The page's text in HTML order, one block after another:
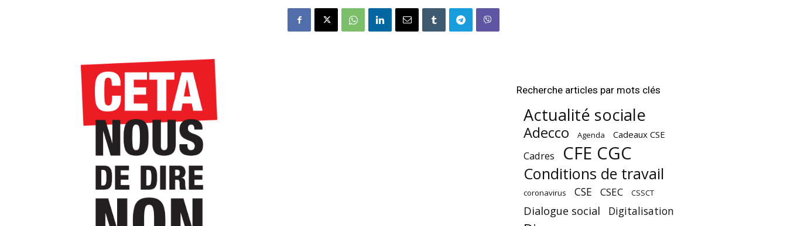
Recherche articles par mots clés
Actualité sociale
Adecco Agenda Cadeaux CSE
Cadres CFE CGC
Conditions de travail
coronavirus CSE CSEC CSSCT
Dialogue social Digitalisation